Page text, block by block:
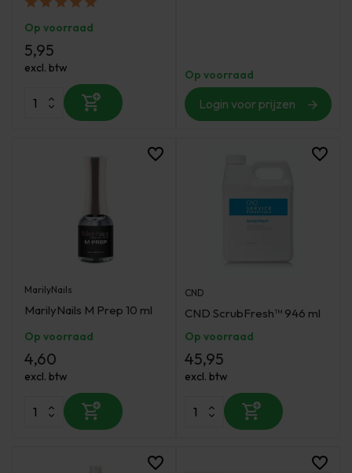
Op voorraad
5,95
excl. btw Op voorraad
Login voor prijzen
MarilyNails
MarilyNails M Prep 10 ml
Op voorraad
4,60
excl. btw
CND
CND ScrubFresh™ 946 ml
Op voorraad
45,95
excl. btw